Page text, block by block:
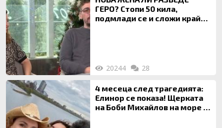
ГЕРО? Стопи 50 кила,
подмлади се и сложи край
20244 28
4 месеца след трагедията:
Елинор се показа! Щерката
на Боби Михайлов на море с